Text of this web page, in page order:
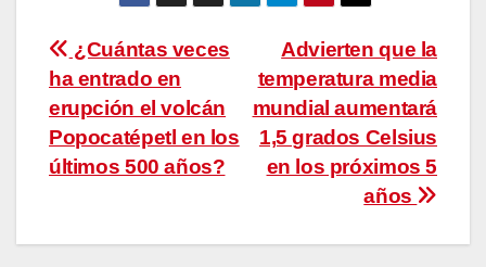
Navegación
de
entradas
Advierten que la
temperatura media
mundial aumentará
1,5 grados Celsius
en los próximos 5
años
¿Cuántas veces
ha entrado en
erupción el volcán
Popocatépetl en los
últimos 500 años?